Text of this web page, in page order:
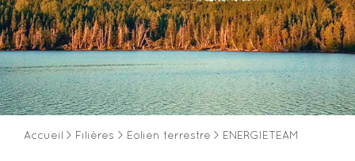
Accueil > Filières > Eolien terrestre > ENERGIETEAM